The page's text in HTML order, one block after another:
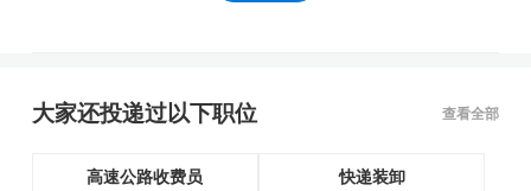
大家还投递过以下职位 查看全部
高速公路收费员 快递装卸